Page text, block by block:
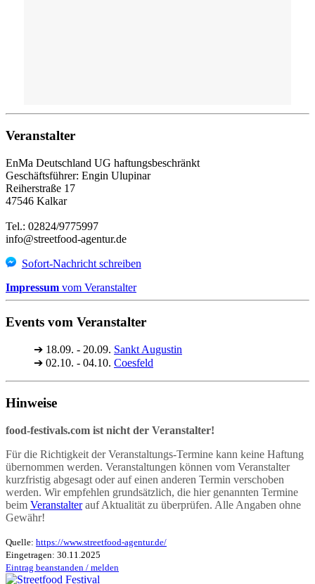
Veranstalter
EnMa Deutschland UG haftungsbeschränkt
Geschäftsführer: Engin Ulupinar
Reiherstraße 17
47546 Kalkar
Tel.: 02824/9775997
info@streetfood-agentur.de
Sofort-Nachricht schreiben
Impressum vom Veranstalter
Events vom Veranstalter
➔ 18.09. - 20.09. Sankt Augustin
➔ 02.10. - 04.10. Coesfeld
Hinweise
food-festivals.com ist nicht der Veranstalter!
Für die Richtigkeit der Veranstaltungs-Termine kann keine Haftung
übernommen werden. Veranstaltungen können vom Veranstalter
kurzfristig abgesagt oder auf einen anderen Termin verschoben
werden. Wir empfehlen grundsätzlich, die hier genannten Termine
beim Veranstalterauf Aktualität zu überprüfen. Alle Angaben ohne
Gewähr!
Quelle: https://www.streetfood-agentur.de/
Eingetragen: 30.11.2025
Eintrag beanstanden / melden